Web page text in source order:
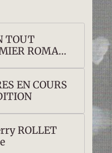
TOUT
ROMAN :
EN COURS
ROLLET